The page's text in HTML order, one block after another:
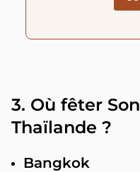
3. Où fêter
Thaïlande ?
Bangkok